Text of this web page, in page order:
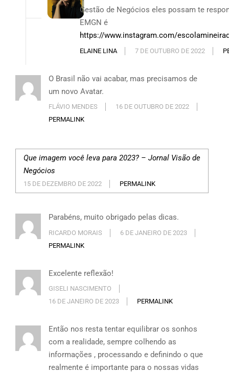
Gestão de Negócios eles possam te
EMGN é
https://www.instagram.com/
ELAINE LINA 7 DE OUTUBRO DE 2022
O Brasil não vai acabar, mas precisamos de
um novo Avatar.
FLÁVIO MENDES
16 DE OUTUBRO DE 2022
PERMALINK
Que imagem você leva para 2023? – Jornal Visão de
Negócios
15 DE DEZEMBRO DE 2022 PERMALINK
Parabéns, muito obrigado pelas dicas.
RICARDO MORAIS
6 DE JANEIRO DE 2023
PERMALINK
Excelente reflexão!
GISELI NASCIMENTO
16 DE JANEIRO DE 2023
PERMALINK
Então nos resta tentar equilibrar os sonhos
com a realidade, sempre colhendo as
informações , processando e definindo o que
realmente é importante para o nossas vidas